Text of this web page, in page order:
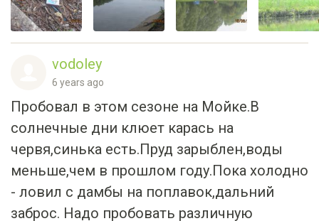
vodoley
6 years ago
Пробовал в этом сезоне на Мойке.В
солнечные дни клюет карась на
червя,синька есть.Пруд зарыблен,воды
меньше,чем в прошлом году.Пока холодно
- ловил с дамбы на поплавок,дальний
заброс. Надо пробовать различную